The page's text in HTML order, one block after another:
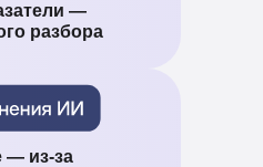
—
разбора
— из-за